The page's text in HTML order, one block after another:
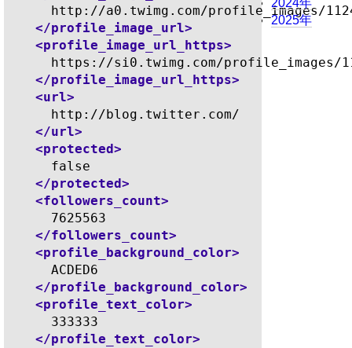
http://a0.twimg.com/profile_images/
</profile_image_url>
<profile_image_url_https>
https://si0.twimg.com/profile_images/
</profile_image_url_https>
<url>
      http://blog.twitter.com/
</url>
<protected>
      false
</protected>
<followers_count>
      7625563
</followers_count>
<profile_background_color>
      ACDED6
</profile_background_color>
<profile_text_color>
      333333
</profile_text_color>
2025年